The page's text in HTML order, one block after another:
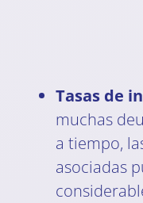
Tasas de
muchas
a tiempo,
asociadas